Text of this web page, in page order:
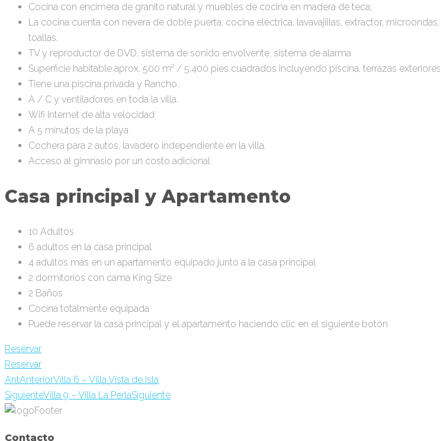
Cocina con encimera de granito natural y muebles de cocina en madera de teca;
La cocina cuenta con nevera de doble puerta, cocina eléctrica, lavavajillas, extractor,
toallas.
TV y reproductor de DVD, sistema de sonido envolvente, sistema de alarma
Superficie habitable aprox. 500 m² / 5,400 pies cuadrados incluyendo piscina, terrazas
Tiene una piscina privada y Rancho..
A / C y ventiladores en toda la villa.
Wifi Internet de alta velocidad
A 5 minutos de la playa
Cochera para 2 autos, lavadero independiente en la villa.
Acceso al gimnasio por un costo adicional
Casa principal y Apartamento
10 Adultos
6 adultos en la casa principal
4 adultos más en un apartamento equipado junto a la casa principal
2 dormitorios con cama King Size
2 Baños
Cocina totalmente equipada
Puede reservar la casa principal y el apartamento haciendo clic en el siguiente botón
Reservar
Reservar
AntAnteriorVilla 6 – Villa Vista de Isla
SiguienteVilla 9 – Villa La PerlaSiguiente
Contacto